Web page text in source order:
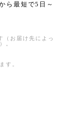
ら最短で5日～
お届け先によっ
。
す。